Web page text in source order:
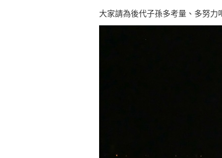
大家請為後代子孫多考量、多努力